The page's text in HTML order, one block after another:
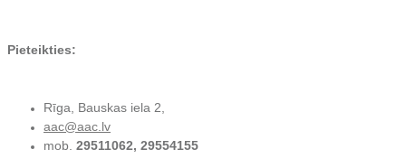
Pieteikties:
Rīga, Bauskas iela 2,
aac@aac.lv
mob. 29511062, 29554155